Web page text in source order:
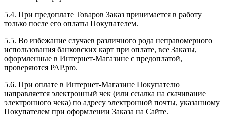
5.4. При предоплате Товаров Заказ принимается в работу
только после его оплаты Покупателем.
5.5. Во избежание случаев различного рода неправомерного
использования банковских карт при оплате, все Заказы,
оформленные в Интернет-Магазине с предоплатой,
проверяются РАР.pro.
5.6. При оплате в Интернет-Магазине Покупателю
направляется электронный чек (или ссылка на скачивание
электронного чека) по адресу электронной почты, указанному
Покупателем при оформлении Заказа на Сайте.